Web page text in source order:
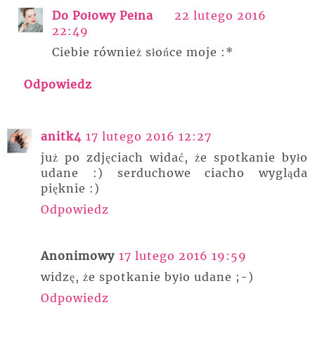
Do Połowy Pełna
22 lutego 2016
22:49
Ciebie również słońce moje :*
Odpowiedz
anitk4 17 lutego 2016 12:27
już po zdjęciach widać, że spotkanie było
udane :) serduchowe ciacho wygląda
pięknie :)
Odpowiedz
Anonimowy 17 lutego 2016 19:59
widzę, że spotkanie było udane ;-)
Odpowiedz